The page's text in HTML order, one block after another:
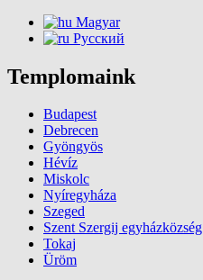
Magyar
Русский
Templomaink
Budapest
Debrecen
Gyöngyös
Hévíz
Miskolc
Nyíregyháza
Szeged
Szent Szergij egyházközség
Tokaj
Üröm